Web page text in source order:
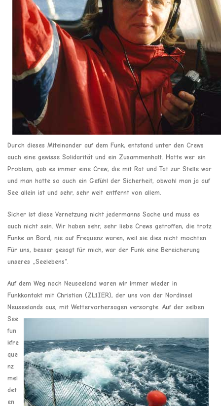
Durch dieses Miteinander auf dem Funk, entstand unter den Crews
auch eine gewisse Solidarität und ein Zusammenhalt. Hatte wer ein
Problem, gab es immer eine Crew, die mit Rat und Tat zur Stelle war
und man hatte so auch ein Gefühl der Sicherheit, obwohl man ja auf
See allein ist und sehr, sehr weit entfernt von allem.
Sicher ist diese Vernetzung nicht jedermanns Sache und muss es
auch nicht sein. Wir haben sehr, sehr liebe Crews getroffen, die trotz
Funke an Bord, nie auf Frequenz waren, weil sie dies nicht mochten.
Für uns, besser gesagt für mich, war der Funk eine Bereicherung
unseres „Seelebens“.
Auf dem Weg nach Neuseeland waren wir immer wieder in
Funkkontakt mit Christian (ZL1IER), der uns von der Nordinsel
Neuseelands aus, mit Wettervorhersagen versorgte. Auf der selben
See
fun
kfre
que
nz
mel
det
en